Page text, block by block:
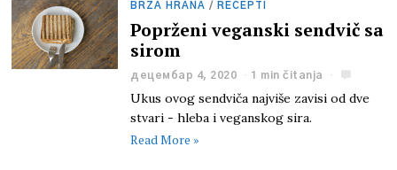
BRZA HRANA / RECEPTI
Poprženi veganski sendvič sa
sirom
децембар 4, 2020 1 min čitanja
Ukus ovog sendviča najviše zavisi od dve
stvari - hleba i veganskog sira.
Read More »